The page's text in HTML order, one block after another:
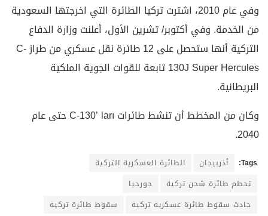
وفي عام 2010، اشترت تركيا الطائرة التي اخرجتها السعودية
من الخدمة. وفي أكتوبر/ تشرين الأول، أعلنت وزارة الدفاع
التركية أنها ستحصل على 12 طائرة نقل عسكري من طراز C-
130J Super Hercules تابعة للقوات الجوية الملكية
البريطانية.
وكان من المخطط أن تنشط طائرات C-130’ ları حتى عام
2040.
Tags: أذربيجان
الطائرة العسكرية التركية
تحطم طائرة شحن تركية
جورجيا
حادث سقوط طائرة عسكرية تركية
سقوط طائرة تركية